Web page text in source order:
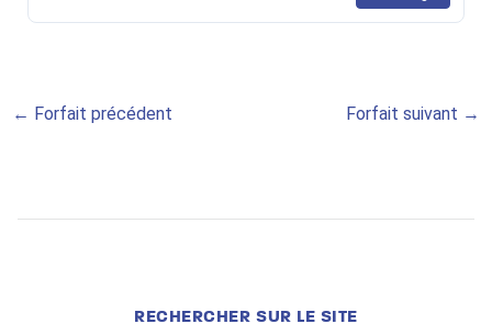
← Forfait précédent Forfait suivant →
RECHERCHER SUR LE SITE